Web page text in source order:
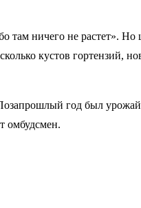
там ничего не растет».
кустов гортензий,
год был
омбудсмен.